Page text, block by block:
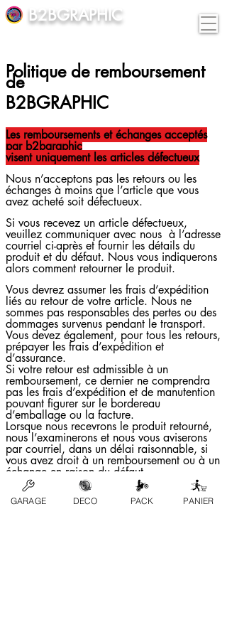
B2BGRAPHIC
Politique de remboursement
de
B2BGRAPHIC
Les remboursements et échanges acceptés
par b2bgraphic
visent uniquement les articles défectueux
Nous n’acceptons pas les retours ou les
échanges à moins que l’article que vous
avez acheté soit défectueux.
Si vous recevez un article défectueux,
veuillez communiquer avec nous à l’adresse
courriel ci-après et fournir les détails du
produit et du défaut. Nous vous indiquerons
alors comment retourner le produit.
Vous devrez assumer les frais d’expédition
liés au retour de votre article. Nous ne
sommes pas responsables des pertes ou des
dommages survenus pendant le transport.
Vous devez également, pour tous les retours,
prépayer les frais d’expédition et
d’assurance.
Si votre retour est admissible à un
remboursement, ce dernier ne comprendra
pas les frais d’expédition et de manutention
pouvant figurer sur le bordereau
d’emballage ou la facture.
Lorsque nous recevrons le produit retourné,
nous l’examinerons et nous vous aviserons
par courriel, dans un délai raisonnable, si
vous avez droit à un remboursement ou à un
échange en raison du défaut.
Si vous avez droit à un échange ou à un
remboursement, nous remplacerons le
produit ou nous vous rembourserons le prix
GARAGE DECO PACK PANIER